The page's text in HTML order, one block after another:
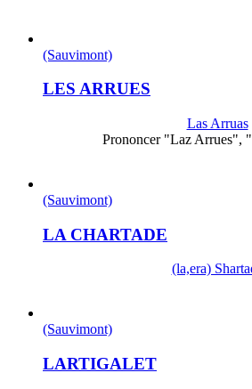
(Sauvimont)
LES ARRUES
Las Arruas
Prononcer "Laz Arrues",
(Sauvimont)
LA CHARTADE
(la,era)
(Sauvimont)
LARTIGALET